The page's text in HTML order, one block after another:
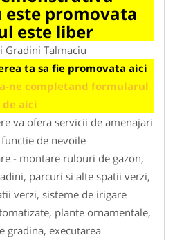
este promovata
este liber
Gradini Talmaciu
ta sa fie promovata aici
ne completand formularul
de aici
va ofera servicii de amenajari
de nevoile
- montare rulouri de gazon,
parcuri si alte spatii verzi,
verzi, sisteme de irigare
plante ornamentale,
gradina, executarea